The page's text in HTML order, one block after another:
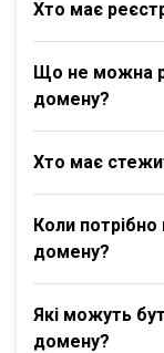
Хто має
Що не можна
домену?
Хто має
Коли
домену?
Які можуть
домену?